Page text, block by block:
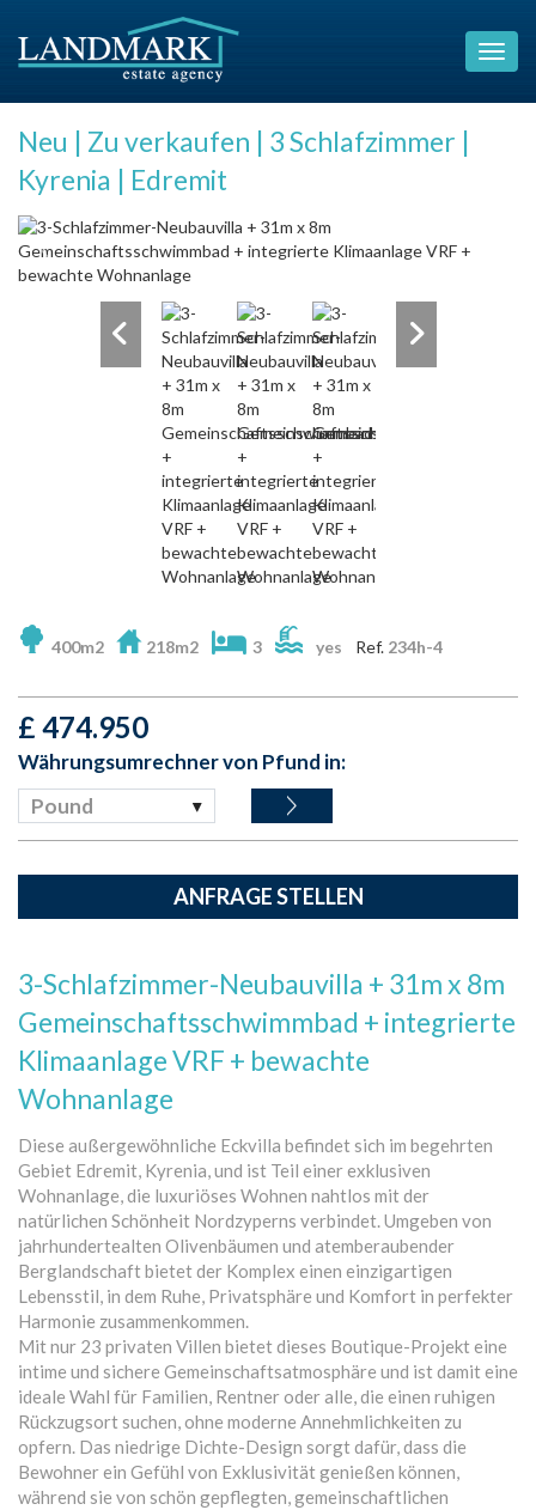
Neu | Zu verkaufen | 3 Schlafzimmer |
Kyrenia | Edremit
400m2 218m2 3 yes Ref. 234h-4
£ 474.950
Währungsumrechner von Pfund in:
Pound
ANFRAGE STELLEN
3-Schlafzimmer-Neubauvilla + 31m x 8m
Gemeinschaftsschwimmbad + integrierte
Klimaanlage VRF + bewachte
Wohnanlage
Diese außergewöhnliche Eckvilla befindet sich im begehrten
Gebiet Edremit, Kyrenia, und ist Teil einer exklusiven
Wohnanlage, die luxuriöses Wohnen nahtlos mit der
natürlichen Schönheit Nordzyperns verbindet. Umgeben von
jahrhundertealten Olivenbäumen und atemberaubender
Berglandschaft bietet der Komplex einen einzigartigen
Lebensstil, in dem Ruhe, Privatsphäre und Komfort in perfekter
Harmonie zusammenkommen.
Mit nur 23 privaten Villen bietet dieses Boutique-Projekt eine
intime und sichere Gemeinschaftsatmosphäre und ist damit eine
ideale Wahl für Familien, Rentner oder alle, die einen ruhigen
Rückzugsort suchen, ohne moderne Annehmlichkeiten zu
opfern. Das niedrige Dichte-Design sorgt dafür, dass die
Bewohner ein Gefühl von Exklusivität genießen können,
während sie von schön gepflegten, gemeinschaftlichen